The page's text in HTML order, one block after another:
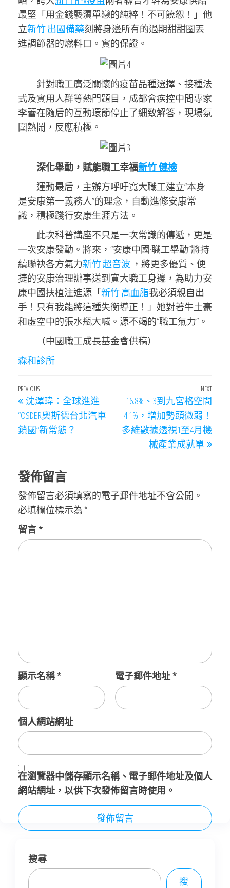
最堅「用金錢褻瀆單戀的純粹！不可饒恕！」他
立新竹 出國備藥刻將身邊所有的過期甜甜圈丟
進調節器的燃料口。實的保證。
針對職工廣泛關懷的疫苗品種選擇、接種法
式及實用人群等熱門題目，成都會疾控中間專家
李蕾在隨后的互動環節停止了細致解答，現場氛
圍熱鬧，反應積極。
深化舉動，賦能職工幸福新竹 健檢
運動最后，主辦方呼吁寬大職工建立“本身
是安康第一義務人”的理念，自動進修安康常
識，積極踐行安康生涯方法。
此次科普講座不只是一次常識的傳遞，更是
一次安康發動。將來，“安康中國·職工舉動”將持
續聯袂各方氣力新竹 超音波 ，將更多優質、便
捷的安康治理辦事送到寬大職工身邊，為助力安
康中國扶植注進源「新竹 高血脂我必須親自出
手！只有我能將這種失衡導正！」她對著牛土豪
和虛空中的張水瓶大喊。源不竭的“職工氣力”。
（中國職工成長基金會供稿）
森和診所
文
章
導
Previous
Post
PREVIOUS
沈澤瑋：全球進進
“OSDER奧斯德台北汽車
鎖國”新常態？
Next
NEXT
16.8%、3到九宮格空間
4.1%，增加勢頭微弱！
多維數據透視1至4月機
械產業成就單
發佈留言
發佈留言必須填寫的電子郵件地址不會公開。
必填欄位標示為 *
留言*
顯示名稱* 電子郵件地址*
個人網站網址
在瀏覽器中儲存顯示名稱、電子郵件地址及個人
網站網址，以供下次發佈留言時使用。
搜尋
搜